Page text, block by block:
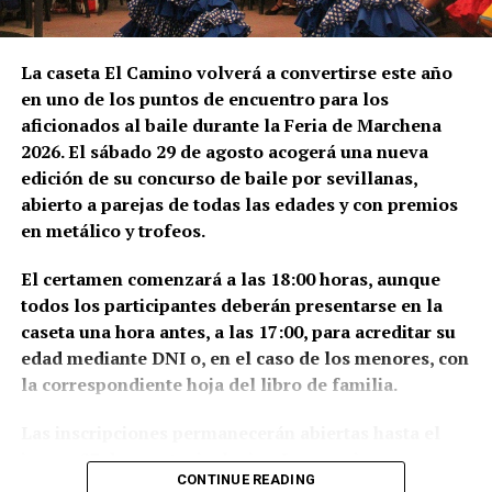
Duración mínima del contrato.
Horario y pago de horas extraordinarias.
Condiciones del alojamiento.
Comidas incluidas.
Transporte hasta las parcelas.
Alta en la Seguridad Social agraria francesa.
Los sindicatos advierten de que nadie debe cobrar al
trabajador por conseguirle una oferta. Recomiendan
viajar con el contrato acordado directamente con la
explotación y desconfiar de anuncios difundidos por
redes sociales que soliciten pagos anticipados.
La principal razón es económica. Los jornaleros
El marqués de Cádiz vuelve a
entrar cada agosto en Málaga
La Feria de Málaga nació de la conmemoración de la
incorporación de la ciudad a la Corona de Castilla,
consumada en agosto de 1487. La entrada solemne
de los Reyes Católicos se produjo el 19 de agosto,
La caseta El Camino volverá a convertirse este año
en uno de los puntos de encuentro para los
aficionados al baile durante la Feria de Marchena
2026. El sábado 29 de agosto acogerá una nueva
edición de su concurso de baile por sevillanas,
abierto a parejas de todas las edades y con premios
en metálico y trofeos.
El certamen comenzará a las 18:00 horas, aunque
todos los participantes deberán presentarse en la
caseta una hora antes, a las 17:00, para acreditar su
edad mediante DNI o, en el caso de los menores, con
la correspondiente hoja del libro de familia.
jueves 27 de agosto, inclusive. Las parejas
interesadas deberán remitir la documentación de
CONTINUE READING